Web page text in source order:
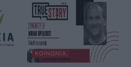
ΚΟΙΝΩΝΊΑ